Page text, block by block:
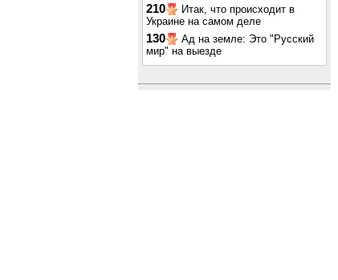
210
Итак, что происходит в
Украине на самом деле
130
Ад на земле: Это "Русский
мир" на выезде